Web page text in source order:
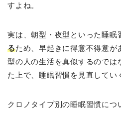
すよね。
実は、朝型・夜型といった睡眠
るため、早起きに得意不得意が
型の人の生活を真似するのでは
た上で、睡眠習慣を見直してい
クロノタイプ別の睡眠習慣につ